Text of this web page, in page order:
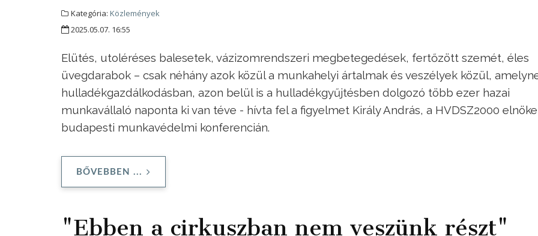
Kategória: Közlemények
2025.05.07. 16:55
Elütés, utoléréses balesetek, vázizomrendszeri megbetegedések, fertőzött szemét, éles
üvegdarabok – csak néhány azok közül a munkahelyi ártalmak és veszélyek közül,
hulladékgazdálkodásban, azon belül is a hulladékgyűjtésben dolgozó több ezer hazai
munkavállaló naponta ki van téve - hívta fel a figyelmet Király András, a HVDSZ2000
budapesti munkavédelmi konferencián.
BŐVEBBEN ...
"Ebben a cirkuszban nem veszünk részt"